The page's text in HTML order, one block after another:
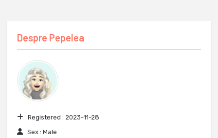
Despre Pepelea
Registered : 2023-11-28
Sex : Male